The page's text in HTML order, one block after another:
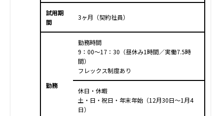
試用期
間
3ヶ月（契約社員）
勤務
勤務時間
9：00～17：30（昼休み1時間／実働7.5時
間）
フレックス制度あり
休日・休暇
土・日・祝日・年末年始（12月30日～1月4
日）